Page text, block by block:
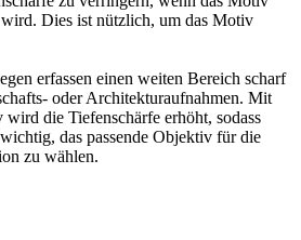
Dies ist nützlich, um das Motiv
erfassen einen weiten Bereich scharf
oder Architekturaufnahmen. Mit
die Tiefenschärfe erhöht, sodass
das passende Objektiv für die
zu wählen.